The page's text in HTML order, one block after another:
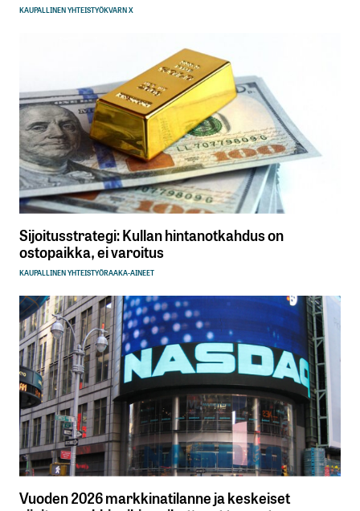
KAUPALLINEN YHTEISTYÖKVARN X
Sijoitusstrategi: Kullan hintanotkahdus on
ostopaikka, ei varoitus
KAUPALLINEN YHTEISTYÖRAAKA-AINEET
Vuoden 2026 markkinatilanne ja keskeiset